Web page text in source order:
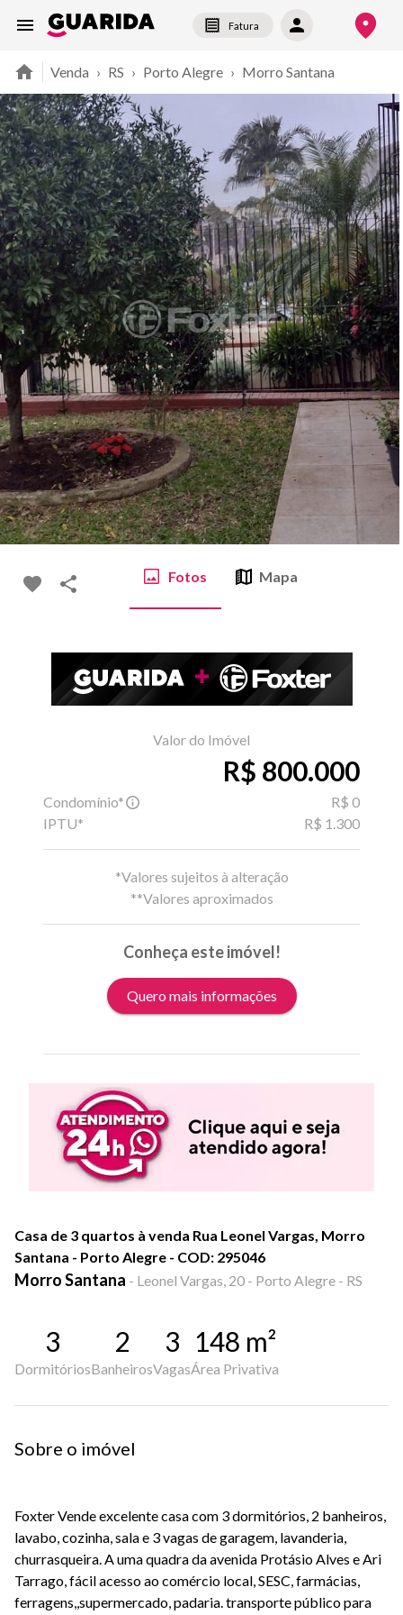
Fatura
Venda › RS › Porto Alegre › Morro Santana
Fotos Mapa
Valor do Imóvel
R$ 800.000
Condomínio*
R$ 0
IPTU*
R$ 1.300
*Valores sujeitos à alteração
**Valores aproximados
Conheça este imóvel!
Quero mais informações
Casa de 3 quartos à venda Rua Leonel Vargas, Morro
Santana - Porto Alegre - COD: 295046
Morro Santana - Leonel Vargas, 20 - Porto Alegre - RS
3
Dormitórios
2
Banheiros
3
Vagas
148 m²
Área Privativa
Sobre o imóvel
Foxter Vende excelente casa com 3 dormitórios, 2 banheiros,
lavabo, cozinha, sala e 3 vagas de garagem, lavanderia,
churrasqueira. A uma quadra da avenida Protásio Alves e Ari
Tarrago, fácil acesso ao comércio local, SESC, farmácias,
ferragens,,supermercado, padaria. transporte público para